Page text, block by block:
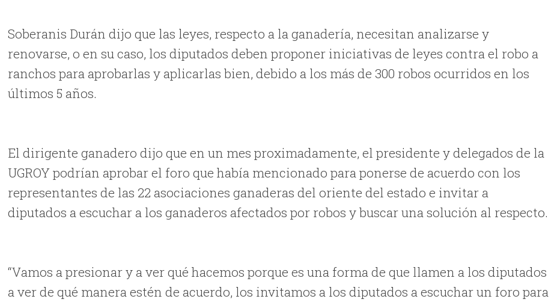
Soberanis Durán dijo que las leyes, respecto a la ganadería, necesitan analizarse y
renovarse, o en su caso, los diputados deben proponer iniciativas de leyes contra el robo a
ranchos para aprobarlas y aplicarlas bien, debido a los más de 300 robos ocurridos en los
últimos 5 años.
El dirigente ganadero dijo que en un mes proximadamente, el presidente y delegados de la
UGROY podrían aprobar el foro que había mencionado para ponerse de acuerdo con los
representantes de las 22 asociaciones ganaderas del oriente del estado e invitar a
diputados a escuchar a los ganaderos afectados por robos y buscar una solución al respecto.
“Vamos a presionar y a ver qué hacemos porque es una forma de que llamen a los diputados
a ver de qué manera estén de acuerdo, los invitamos a los diputados a escuchar un foro para